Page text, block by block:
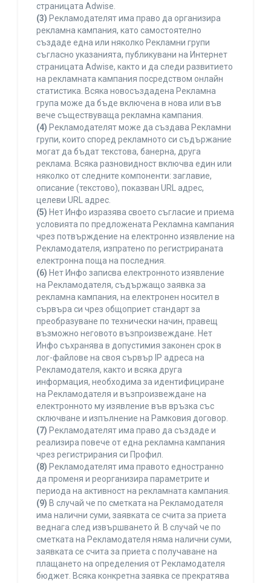
страницата Adwise.
(3) Рекламодателят има право да организира
рекламна кампания, като самостоятелно
създаде една или няколко Рекламни групи
съгласно указанията, публикувани на Интернет
страницата Adwise, както и да следи развитието
на рекламната кампания посредством онлайн
статистика. Всяка новосъздадена Рекламна
група може да бъде включена в нова или във
вече съществуваща рекламна кампания.
(4) Рекламодателят може да създава Рекламни
групи, които според рекламното си съдържание
могат да бъдат текстова, банерна, друга
реклама. Всяка разновидност включва един или
няколко от следните компоненти: заглавие,
описание (текстово), показван URL адрес,
целеви URL адрес.
(5) Нет Инфо изразява своето съгласие и приема
условията по предложената Рекламна кампания
чрез потвърждение на електронно изявление на
Рекламодателя, изпратено по регистрираната
електронна поща на последния.
(6) Нет Инфо записва електронното изявление
на Рекламодателя, съдържащо заявка за
рекламна кампания, на електронен носител в
сървъра си чрез общоприет стандарт за
преобразуване по технически начин, правещ
възможно неговото възпроизвеждане. Нет
Инфо съхранява в допустимия законен срок в
лог-файлове на своя сървър IP адреса на
Рекламодателя, както и всяка друга
информация, необходима за идентифициране
на Рекламодателя и възпроизвеждане на
електронното му изявление във връзка със
сключване и изпълнение на Рамковия договор.
(7) Рекламодателят има право да създаде и
реализира повече от една рекламна кампания
чрез регистрирания си Профил.
(8) Рекламодателят има правото едностранно
да променя и реорганизира параметрите и
периода на активност на рекламната кампания.
(9) В случай че по сметката на Рекламодателя
има налични суми, заявката се счита за приета
веднага след извършването й. В случай че по
сметката на Рекламодателя няма налични суми,
заявката се счита за приета с получаване на
плащането на определения от Рекламодателя
бюджет. Всяка конкретна заявка се прекратява